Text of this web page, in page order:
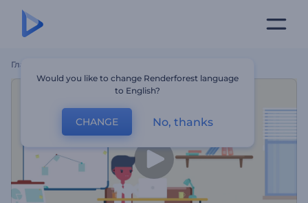
Главная
Would you like to change Renderforest language
to English?
CHANGE No, thanks